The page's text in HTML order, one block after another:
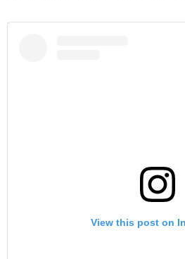
View this post on